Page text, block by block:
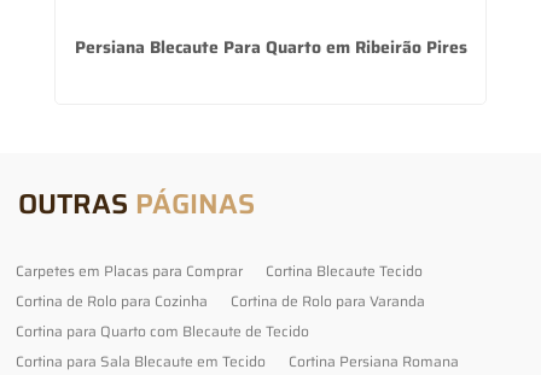
Persiana Blecaute Para Quarto em Ribeirão Pires
OUTRAS PÁGINAS
Carpetes em Placas para Comprar
Cortina Blecaute Tecido
Cortina de Rolo para Cozinha
Cortina de Rolo para Varanda
Cortina para Quarto com Blecaute de Tecido
Cortina para Sala Blecaute em Tecido
Cortina Persiana Romana